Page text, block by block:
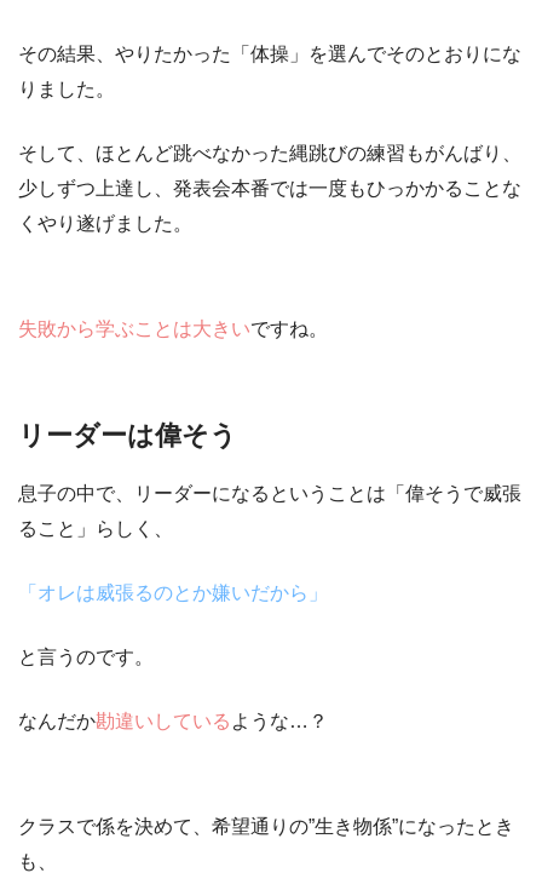
その結果、やりたかった 「体操」
を選んでそのとおりにな
りました。
そして、ほとんど跳べなかった縄跳びの練習もがんばり、
少しずつ上達し、発表会本番では一度もひっかかることな
くやり遂げました。
失敗から学ぶことは大きいですね。
リーダーは偉そう
息子の中で、リーダーになるということは 「偉そうで威張
ること」
らしく、
「オレは威張るのとか嫌いだから」
と言うのです。
なんだか勘違いしている ような…？
クラスで係を決めて、希望通りの”生き物係”になったとき
も、